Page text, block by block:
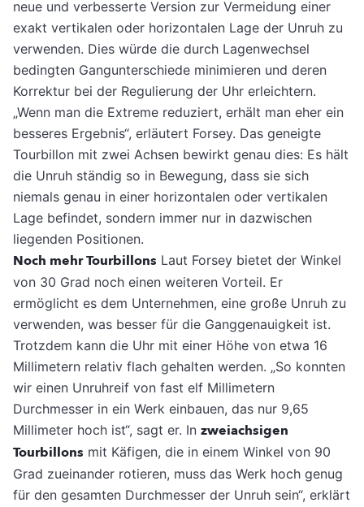
neue und verbesserte Version zur Vermeidung einer
exakt vertikalen oder horizontalen Lage der Unruh zu
verwenden. Dies würde die durch Lagenwechsel
bedingten Gangunterschiede minimieren und deren
Korrektur bei der Regulierung der Uhr erleichtern.
„Wenn man die Extreme reduziert, erhält man eher ein
besseres Ergebnis“, erläutert Forsey. Das geneigte
Tourbillon mit zwei Achsen bewirkt genau dies: Es hält
die Unruh ständig so in Bewegung, dass sie sich
niemals genau in einer horizontalen oder vertikalen
Lage befindet, sondern immer nur in dazwischen
liegenden Positionen.
Noch mehr Tourbillons Laut Forsey bietet der Winkel
von 30 Grad noch einen weiteren Vorteil. Er
ermöglicht es dem Unternehmen, eine große Unruh zu
verwenden, was besser für die Ganggenauigkeit ist.
Trotzdem kann die Uhr mit einer Höhe von etwa 16
Millimetern relativ flach gehalten werden. „So konnten
wir einen Unruhreif von fast elf Millimetern
Durchmesser in ein Werk einbauen, das nur 9,65
Millimeter hoch ist“, sagt er. In zweiachsigen
Tourbillons mit Käfigen, die in einem Winkel von 90
Grad zueinander rotieren, muss das Werk hoch genug
für den gesamten Durchmesser der Unruh sein“, erklärt